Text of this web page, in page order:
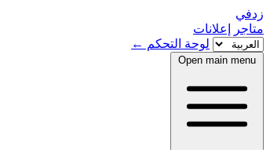
زدفي
متاجر
إعلانات
لوحة التحكم ←
Open main menu